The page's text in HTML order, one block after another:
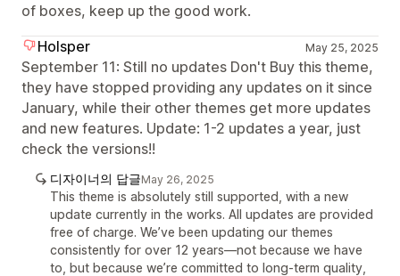
of boxes, keep up the good work.
Holsper
May 25, 2025
September 11: Still no updates Don't Buy this theme,
they have stopped providing any updates on it since
January, while their other themes get more updates
and new features. Update: 1-2 updates a year, just
check the versions!!
디자이너의 답글May 26, 2025
This theme is absolutely still supported, with a new
update currently in the works. All updates are provided
free of charge. We’ve been updating our themes
consistently for over 12 years—not because we have
to, but because we’re committed to long-term quality,